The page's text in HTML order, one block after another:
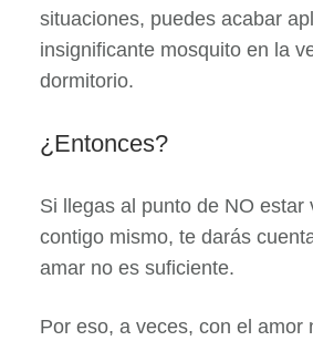
situaciones, puedes acabar
insignificante mosquito en la
dormitorio.
¿Entonces?
Si llegas al punto de NO estar
contigo mismo, te darás
amar no es suficiente.
Por eso, a veces, con el amor